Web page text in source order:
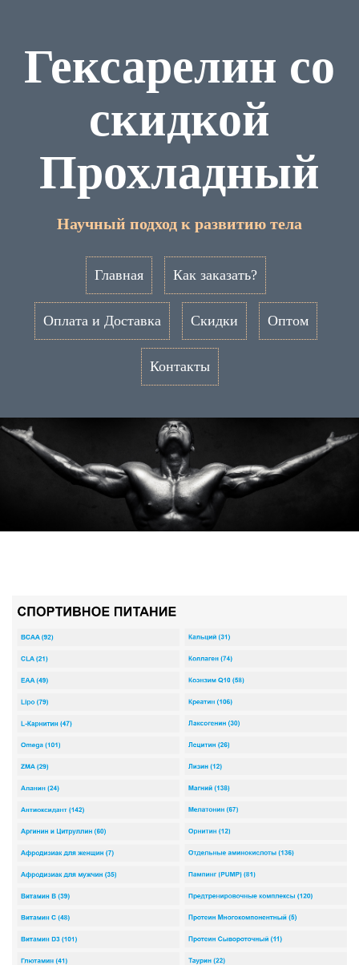
Гексарелин со
скидкой
Прохладный
Научный подход к развитию тела
Главная Как заказать?
Оплата и Доставка Скидки Оптом
Контакты